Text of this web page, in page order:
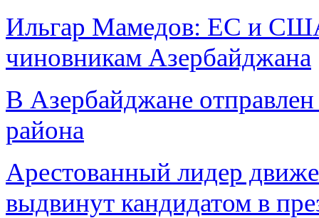
Ильгар Мамедов: ЕС и
чиновникам Азербайджана
В Азербайджане отправлен
района
Арестованный лидер
выдвинут кандидатом в